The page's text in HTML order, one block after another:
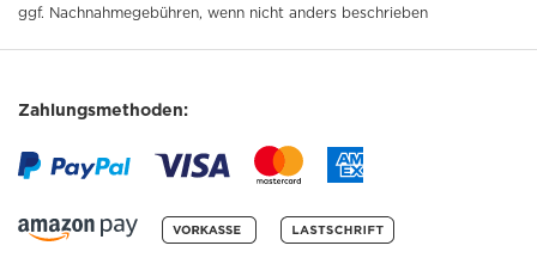
ggf. Nachnahmegebühren, wenn nicht anders beschrieben
Zahlungsmethoden: